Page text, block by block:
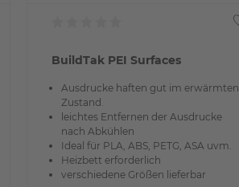
BuildTak PEI Surfaces
Ausdrucke haften gut im erwärmten
Zustand.
leichtes Entfernen der Ausdrucke
nach Abkühlen
Ideal für PLA, ABS, PETG, ASA uvm.
Heizbett erforderlich
verschiedene Größen lieferbar